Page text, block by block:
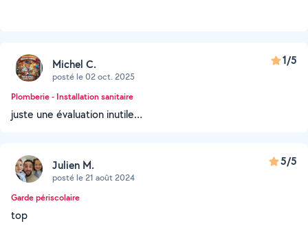
Michel C.
posté le 02 oct. 2025
1/5
Plomberie - Installation sanitaire
juste une évaluation inutile…
Julien M.
posté le 21 août 2024
5/5
Garde périscolaire
top